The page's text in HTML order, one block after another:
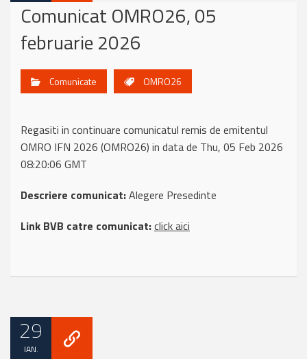
Comunicat OMRO26, 05
februarie 2026
Comunicate OMRO26
Regasiti in continuare comunicatul remis de emitentul
OMRO IFN 2026 (OMRO26) in data de Thu, 05 Feb 2026
08:20:06 GMT
Descriere comunicat:Alegere Presedinte
Link BVB catre comunicat:click aici
29
IAN.